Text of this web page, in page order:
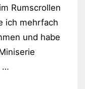
Rumscrollen
ich mehrfach
und habe
…